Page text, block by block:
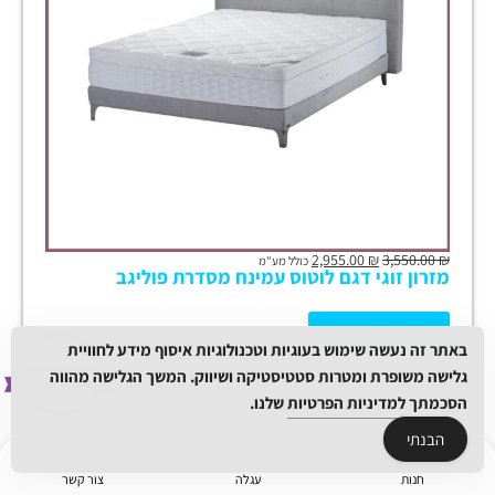
₪
3,550.00
₪ כולל מע"מ
מזרון זוגי דגם לוטוס עמינח מסדרת פוליגב
למעבר למוצר
ק
חנות עגלה צור קשר
באתר זה נעשה שימוש בעוגיות וטכנולוגיות איסוף מידע לחוויית
גלישה משופרת ומטרות סטטיסטיקה ושיווק. המשך הגלישה מהווה
הסכמתךלמדיניות הפרטיותשלנו.
הבנתי